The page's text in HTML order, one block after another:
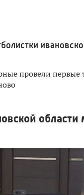
провели первые
области